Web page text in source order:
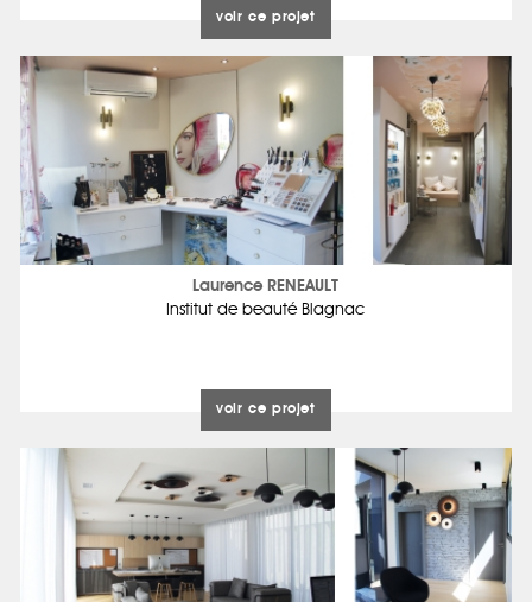
voir ce projet
Laurence RENEAULT
Institut de beauté Blagnac
voir ce projet